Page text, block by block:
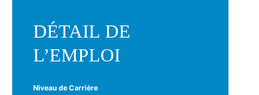
DÉTAIL DE
L’EMPLOI
Niveau de Carrière